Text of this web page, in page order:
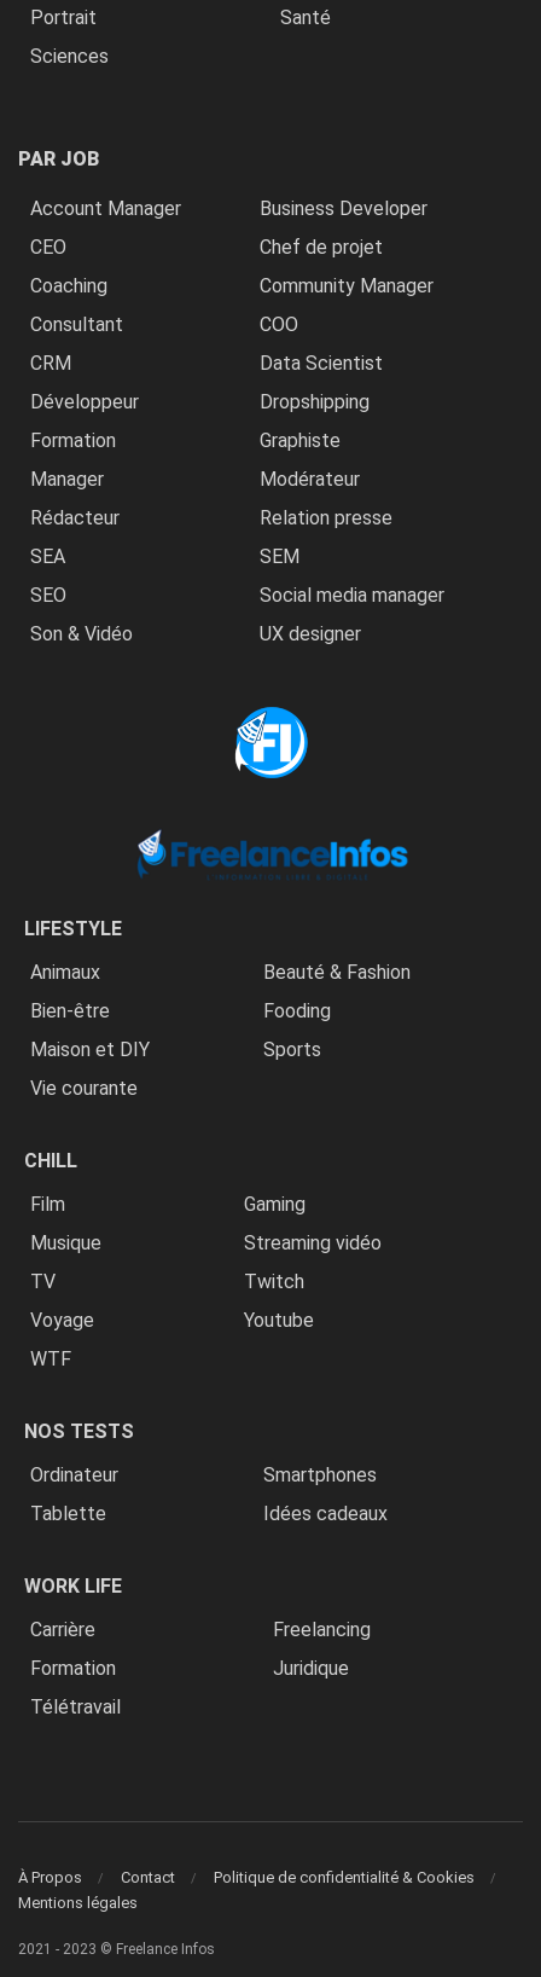
Portrait
Santé
Sciences
PAR JOB
Account Manager
Business Developer
CEO
Chef de projet
Coaching
Community Manager
Consultant
COO
CRM
Data Scientist
Développeur
Dropshipping
Formation
Graphiste
Manager
Modérateur
Rédacteur
Relation presse
SEA
SEM
SEO
Social media manager
Son & Vidéo
UX designer
LIFESTYLE
Animaux
Beauté & Fashion
Bien-être
Fooding
Maison et DIY
Sports
Vie courante
CHILL
Film
Gaming
Musique
Streaming vidéo
TV
Twitch
Voyage
Youtube
WTF
NOS TESTS
Ordinateur
Smartphones
Tablette
Idées cadeaux
WORK LIFE
Carrière
Freelancing
Formation
Juridique
Télétravail
À Propos Contact
Politique de confidentialité & Cookies
Mentions légales
2021 - 2023 © Freelance Infos